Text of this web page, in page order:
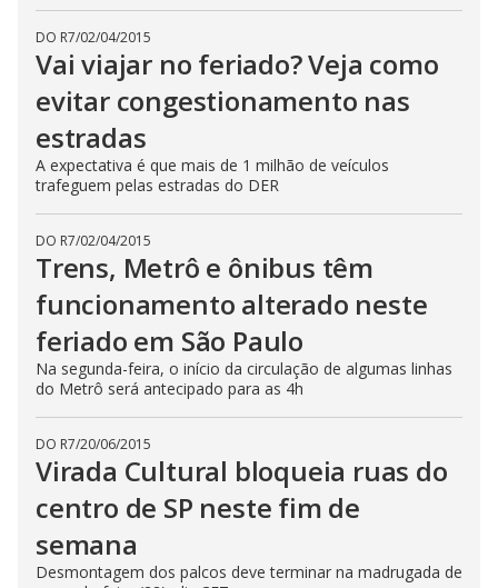
DO R7/02/04/2015
Vai viajar no feriado? Veja como
evitar congestionamento nas
estradas
A expectativa é que mais de 1 milhão de veículos
trafeguem pelas estradas do DER
DO R7/02/04/2015
Trens, Metrô e ônibus têm
funcionamento alterado neste
feriado em São Paulo
Na segunda-feira, o início da circulação de algumas linhas
do Metrô será antecipado para as 4h
DO R7/20/06/2015
Virada Cultural bloqueia ruas do
centro de SP neste fim de
semana
Desmontagem dos palcos deve terminar na madrugada de